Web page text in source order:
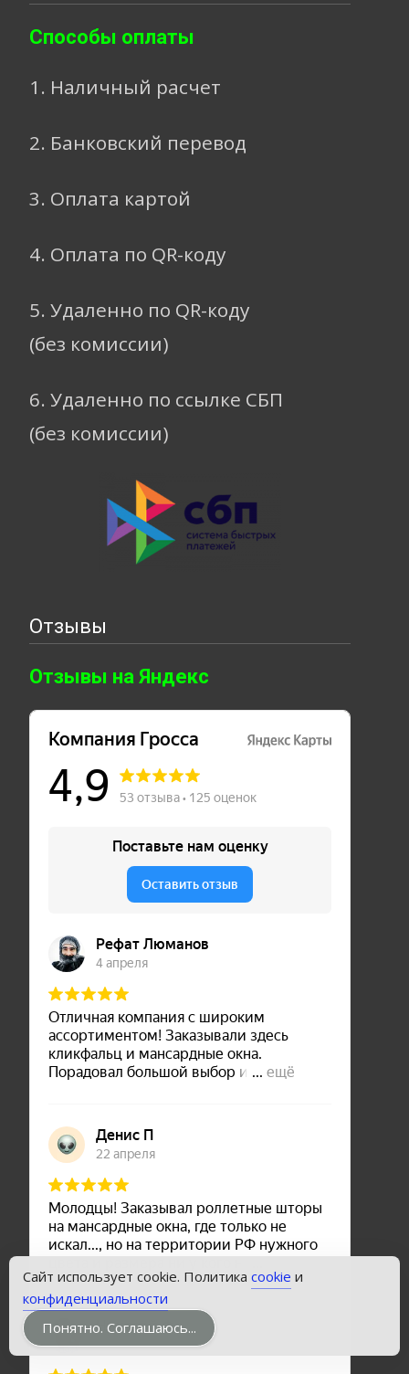
Способы оплаты
1. Наличный расчет
2. Банковский перевод
3. Оплата картой
4. Оплата по QR-коду
5. Удаленно по QR-коду
(без комиссии)
6. Удаленно по ссылке СБП
(без комиссии)
Отзывы
Отзывы на Яндекс
Сайт использует cookie. Политика cookie и
конфиденциальности
Понятно. Соглашаюсь...